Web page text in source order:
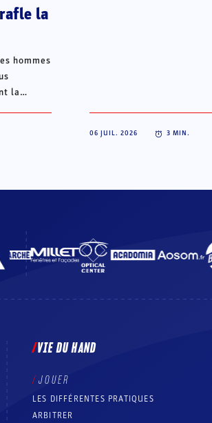
la
hommes
la
06 JUIL. 2026 3 MIN.
VIE DU HAND
JOUER
LES DIFFÉRENTES PRATIQUES
ARBITRER